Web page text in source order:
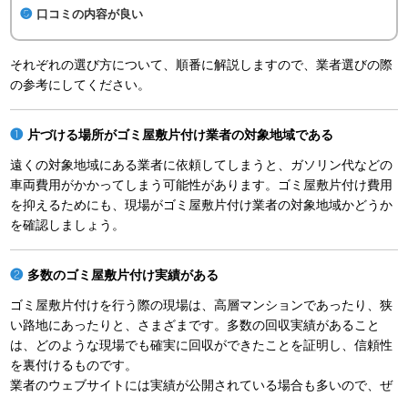
口コミの内容が良い
それぞれの選び方について、順番に解説しますので、業者選びの際
の参考にしてください。
片づける場所がゴミ屋敷片付け業者の対象地域である
遠くの対象地域にある業者に依頼してしまうと、ガソリン代などの
車両費用がかかってしまう可能性があります。ゴミ屋敷片付け費用
を抑えるためにも、現場がゴミ屋敷片付け業者の対象地域かどうか
を確認しましょう。
多数のゴミ屋敷片付け実績がある
ゴミ屋敷片付けを行う際の現場は、高層マンションであったり、狭
い路地にあったりと、さまざまです。多数の回収実績があること
は、どのような現場でも確実に回収ができたことを証明し、信頼性
を裏付けるものです。
業者のウェブサイトには実績が公開されている場合も多いので、ぜ